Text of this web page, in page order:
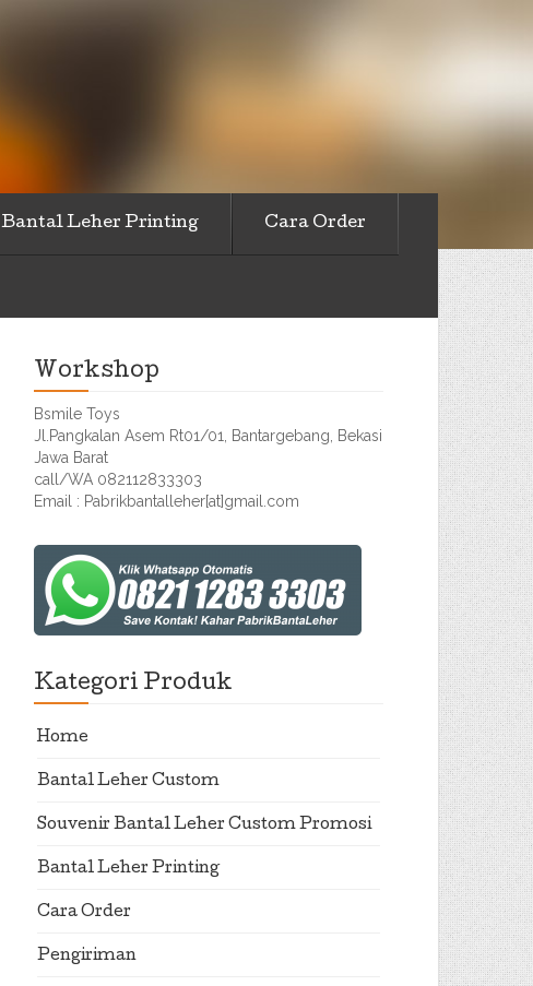
Bantal Leher Printing Cara Order
Workshop
Bsmile Toys
Jl.Pangkalan Asem Rt01/01, Bantargebang, Bekasi
Jawa Barat
call/WA 082112833303
Email : Pabrikbantalleher[at]gmail.com
Kategori Produk
Home
Bantal Leher Custom
Souvenir Bantal Leher Custom Promosi
Bantal Leher Printing
Cara Order
Pengiriman